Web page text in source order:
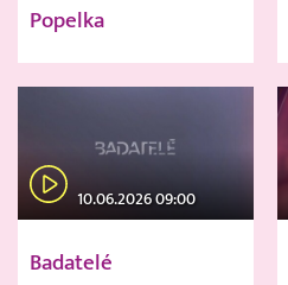
Popelka
10.06.2026 09:00
Badatelé